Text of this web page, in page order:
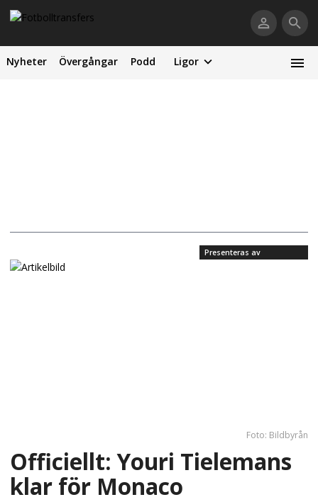
Nyheter Övergångar Podd Ligor
Presenteras av
Foto: Bildbyrån
Officiellt: Youri Tielemans
klar för Monaco